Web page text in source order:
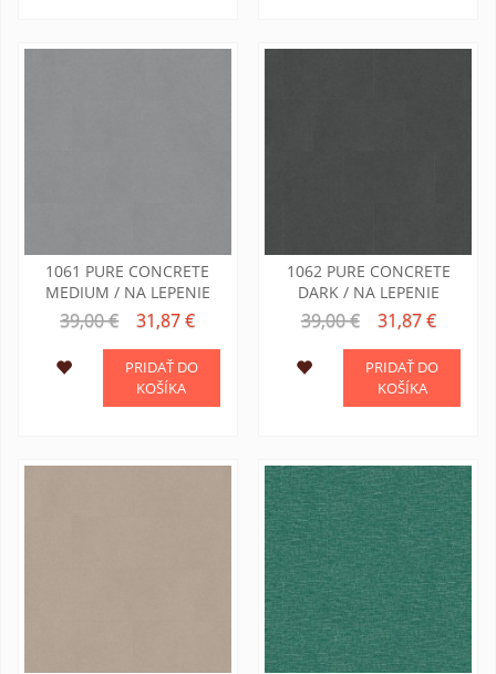
1061 PURE CONCRETE
MEDIUM / NA LEPENIE
39,00 € 31,87 €
PRIDAŤ DO
KOŠÍKA
1062 PURE CONCRETE
DARK / NA LEPENIE
39,00 € 31,87 €
PRIDAŤ DO
KOŠÍKA